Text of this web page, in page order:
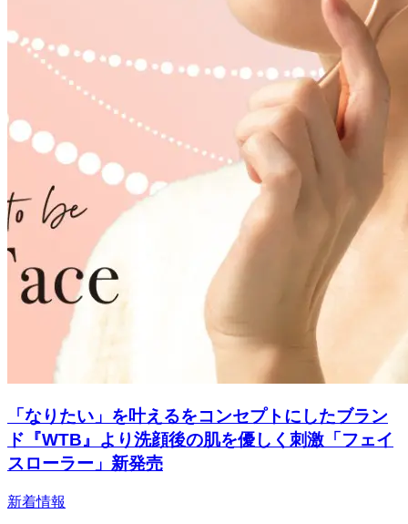
「なりたい」を叶えるをコンセプトにしたブラン
ド『WTB』より洗顔後の肌を優しく刺激「フェイ
スローラー」新発売
新着情報